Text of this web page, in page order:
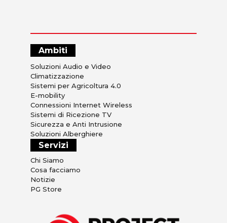
Ambiti
Soluzioni Audio e Video
Climatizzazione
Sistemi per Agricoltura 4.0
E-mobility
Connessioni Internet Wireless
Sistemi di Ricezione TV
Sicurezza e Anti Intrusione
Soluzioni Alberghiere
Servizi
Chi Siamo
Cosa facciamo
Notizie
PG Store